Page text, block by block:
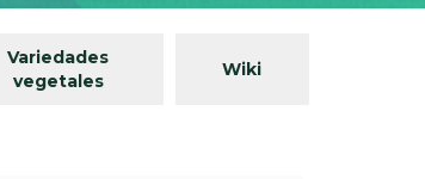
Variedades
vegetales
Wiki